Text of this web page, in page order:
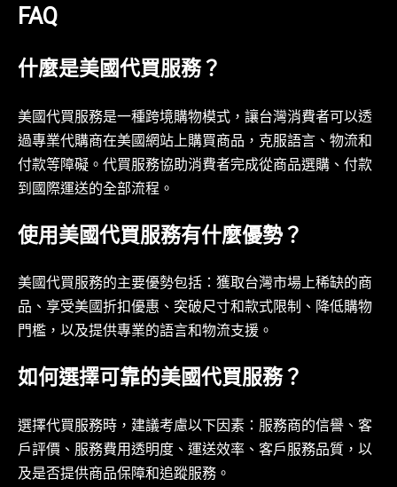
FAQ
什麼是美國代買服務？
美國代買服務是一種跨境購物模式，讓台灣消費者可以透
過專業代購商在美國網站上購買商品，克服語言、物流和
付款等障礙。代買服務協助消費者完成從商品選購、付款
到國際運送的全部流程。
使用美國代買服務有什麼優勢？
美國代買服務的主要優勢包括：獲取台灣市場上稀缺的商
品、享受美國折扣優惠、突破尺寸和款式限制、降低購物
門檻，以及提供專業的語言和物流支援。
如何選擇可靠的美國代買服務？
選擇代買服務時，建議考慮以下因素：服務商的信譽、客
戶評價、服務費用透明度、運送效率、客戶服務品質，以
及是否提供商品保障和追蹤服務。